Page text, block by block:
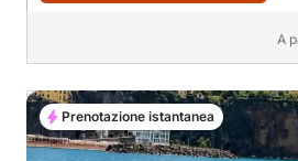
A
Prenotazione istantanea